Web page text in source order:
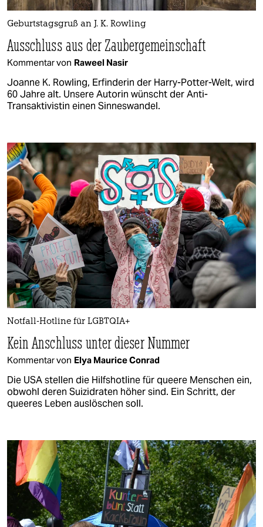
Geburtstagsgruß an J. K. Rowling
Ausschluss aus der Zaubergemeinschaft
Kommentar von Raweel Nasir
Joanne K. Rowling, Erfinderin der Harry-Potter-Welt, wird
60 Jahre alt. Unsere Autorin wünscht der Anti-
Transaktivistin einen Sinneswandel.
Notfall-Hotline für LGBTQIA+
Kein Anschluss unter dieser Nummer
Kommentar von Elya Maurice Conrad
Die USA stellen die Hilfshotline für queere Menschen ein,
obwohl deren Suizidraten höher sind. Ein Schritt, der
queeres Leben auslöschen soll.